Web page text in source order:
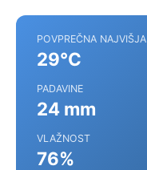
POVPREČNA NAJVIŠJA
29°C
PADAVINE
24 mm
VLAŽNOST
76%